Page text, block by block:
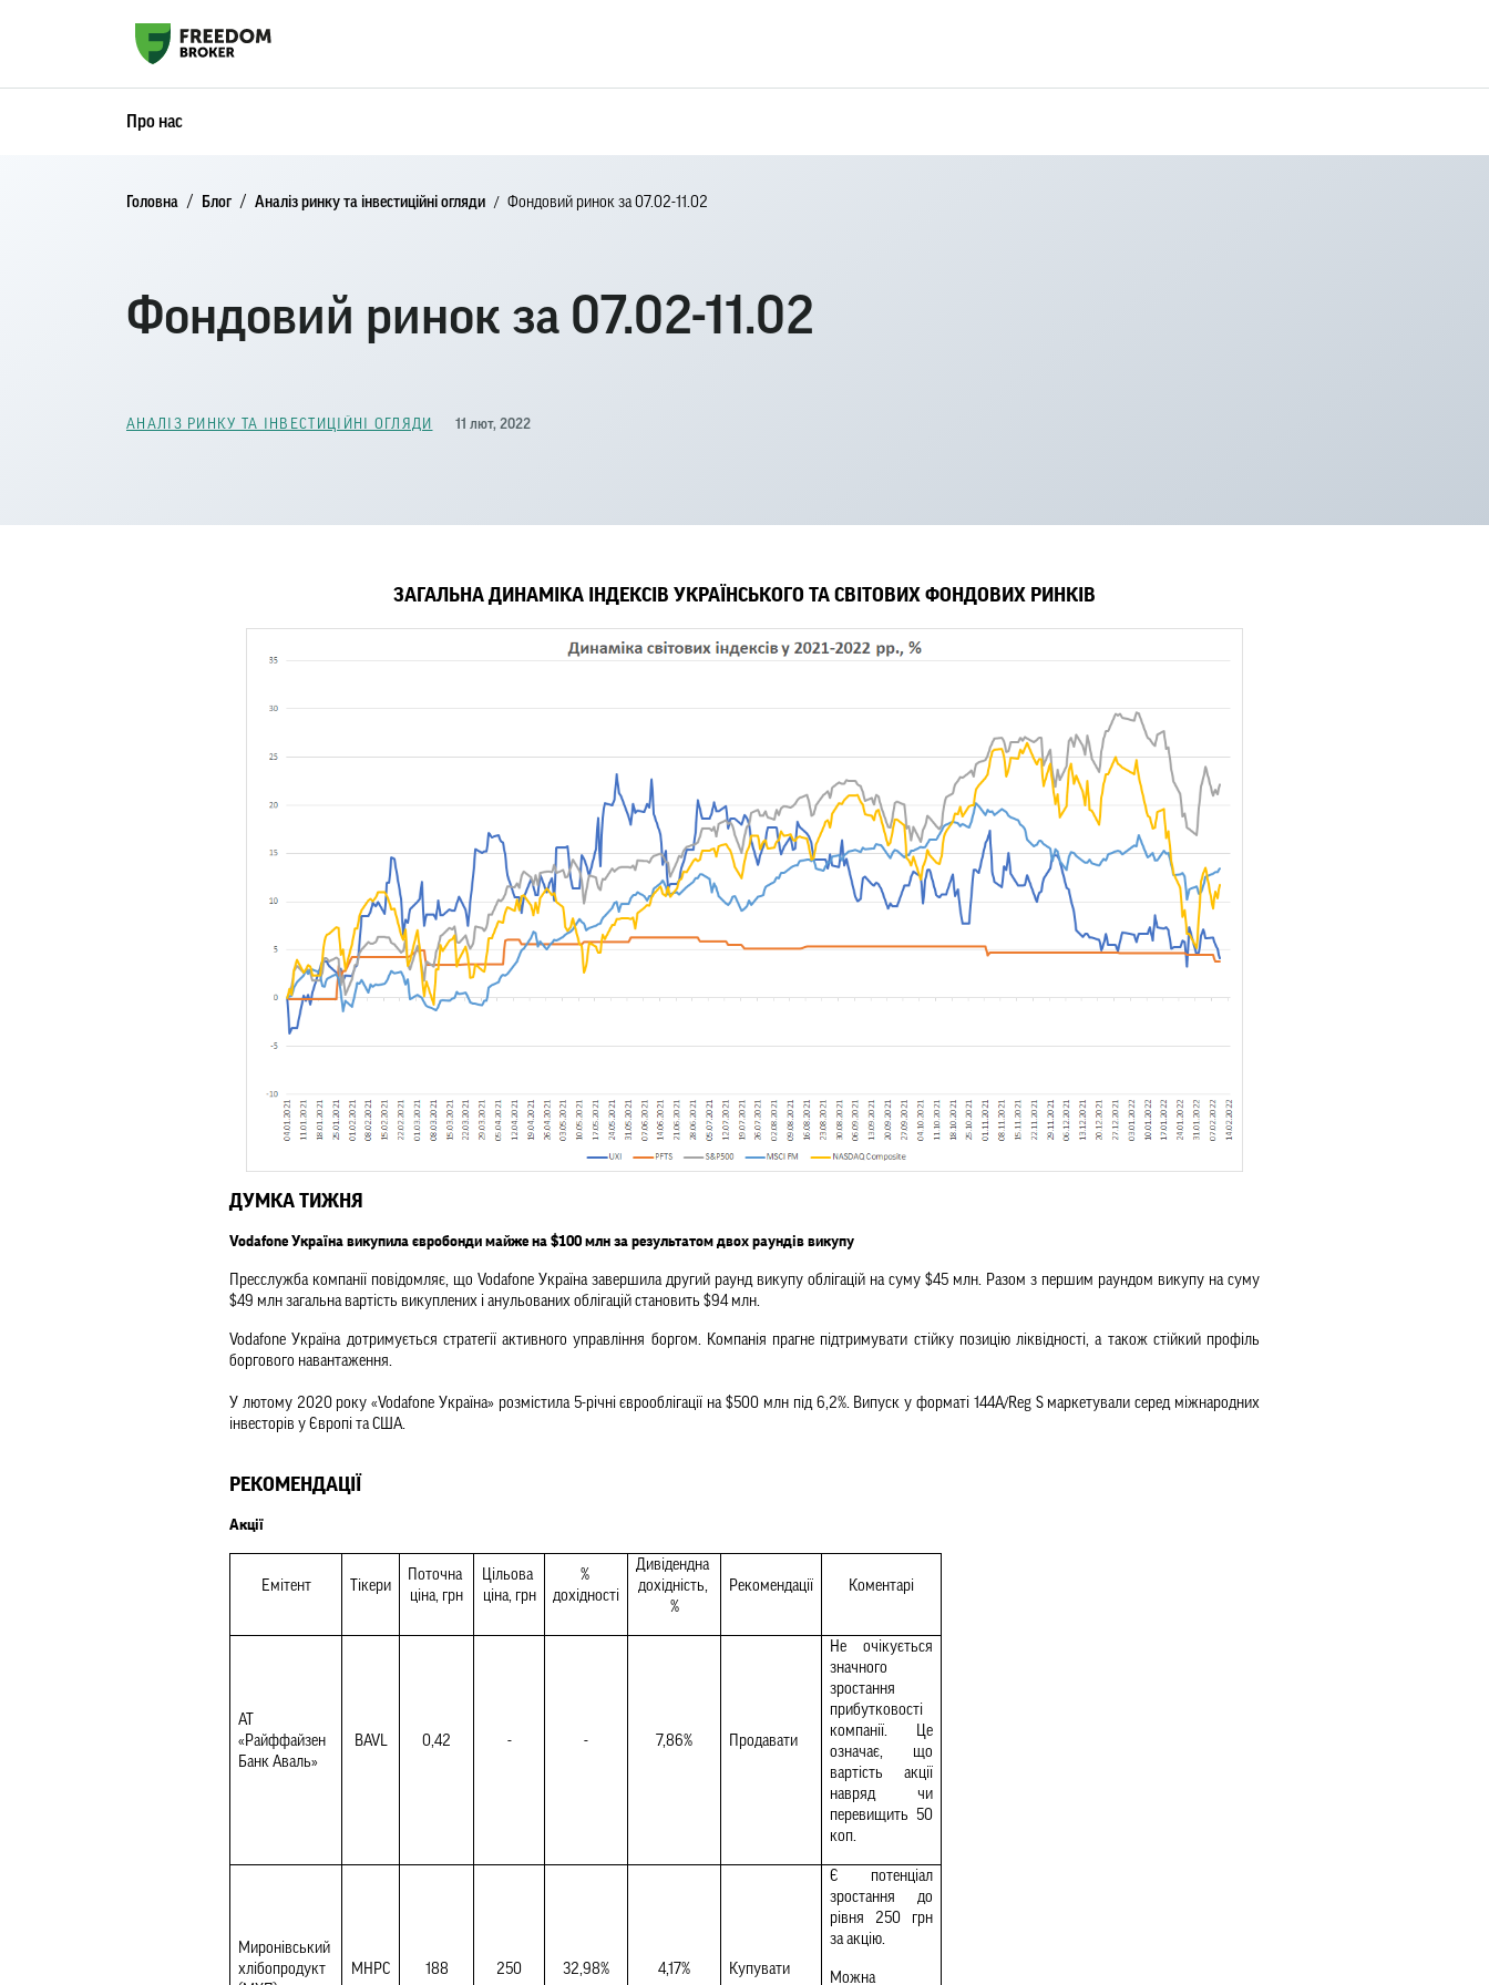
Про нас
Головна Блог Аналіз ринку та інвестиційні огляди Фондовий ринок за 07.02-11.02
Фондовий ринок за 07.02-11.02
АНАЛІЗ РИНКУ ТА ІНВЕСТИЦІЙНІ ОГЛЯДИ 11 лют, 2022
ЗАГАЛЬНА ДИНАМІКА ІНДЕКСІВ УКРАЇНСЬКОГО ТА СВІТОВИХ ФОНДОВИХ РИНКІВ
ДУМКА ТИЖНЯ
Vodafone Україна викупила євробонди майже на $100 млн за результатом двох раундів викупу
Пресслужба компанії повідомляє, що Vodafone Україна завершила другий раунд викупу облігацій на суму $45 млн. Разом з першим раундом викупу на суму
$49 млн загальна вартість викуплених і анульованих облігацій становить $94 млн.
Vodafone Україна дотримується стратегії активного управління боргом. Компанія прагне підтримувати стійку позицію ліквідності, а також стійкий профіль
боргового навантаження.
У лютому 2020 року «Vodafone Україна» розмістила 5-річні єврооблігації на $500 млн під 6,2%. Випуск у форматі 144A/Reg S маркетували серед міжнародних
інвесторів у Європі та США.
РЕКОМЕНДАЦІЇ
Акції
Емітент Тікери
Поточна
ціна, грн
Цільова
ціна, грн
%
дохідності
Дивідендна
дохідність,
%
Рекомендації Коментарі
АТ
«Райффайзен
Банк Аваль»
BAVL 0,42 - - 7,86% Продавати
Не очікується
значного
зростання
прибутковості
компанії. Це
означає, що
вартість акції
навряд чи
перевищить 50
коп.
Миронівський
хлібопродукт
MHPC 188 250 32,98% 4,17% Купувати
Є потенціал
зростання до
рівня 250 грн
за акцію.
Можна